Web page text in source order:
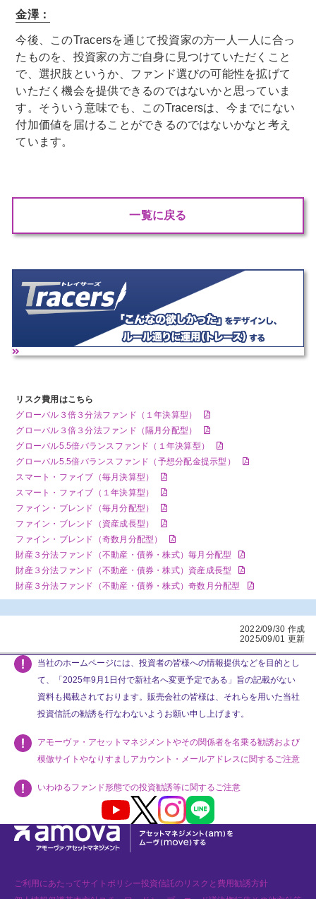
金澤：
今後、このTracersを通じて投資家の方一人一人に合っ
たものを、投資家の方ご自身に見つけていただくこと
で、選択肢というか、ファンド選びの可能性を拡げて
いただく機会を提供できるのではないかと思っていま
す。そういう意味でも、このTracersは、今までにない
付加価値を届けることができるのではないかなと考え
ています。
一覧に戻る
リスク費用はこちら
グローバル３倍３分法ファンド（１年決算型）
グローバル３倍３分法ファンド（隔月分配型）
グローバル5.5倍バランスファンド（１年決算型）
グローバル5.5倍バランスファンド（予想分配金提示型）
スマート・ファイブ（毎月決算型）
スマート・ファイブ（１年決算型）
ファイン・ブレンド（毎月分配型）
ファイン・ブレンド（資産成長型）
ファイン・ブレンド（奇数月分配型）
財産３分法ファンド（不動産・債券・株式）毎月分配型
財産３分法ファンド（不動産・債券・株式）資産成長型
財産３分法ファンド（不動産・債券・株式）奇数月分配型
2022/09/30 作成
2025/09/01 更新
当社のホームページには、投資者の皆様への情報提供などを目的とし
て、「2025年9月1日付で新社名へ変更予定である」旨の記載がない
資料も掲載されております。販売会社の皆様は、それらを用いた当社
投資信託の勧誘を行なわないようお願い申し上げます。
アモーヴァ・アセットマネジメントやその関係者を名乗る勧誘および
模倣サイトやなりすましアカウント・メールアドレスに関するご注意
いわゆるファンド形態での投資勧誘等に関するご注意
Youtube X InstagramLINE
ご利用にあたってサイトポリシー投資信託のリスクと費用勧誘方針